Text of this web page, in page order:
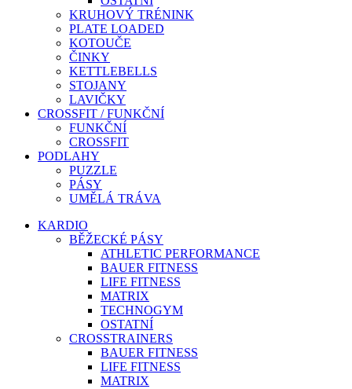
KRUHOVÝ TRÉNINK
PLATE LOADED
KOTOUČE
ČINKY
KETTLEBELLS
STOJANY
LAVIČKY
CROSSFIT / FUNKČNÍ
FUNKČNÍ
CROSSFIT
PODLAHY
PUZZLE
PÁSY
UMĚLÁ TRÁVA
KARDIO
BĚŽECKÉ PÁSY
ATHLETIC PERFORMANCE
BAUER FITNESS
LIFE FITNESS
MATRIX
TECHNOGYM
OSTATNÍ
CROSSTRAINERS
BAUER FITNESS
LIFE FITNESS
MATRIX